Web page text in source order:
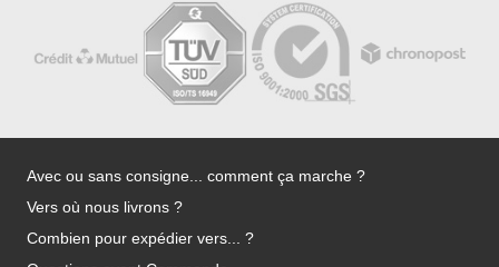
Avec ou sans consigne... comment ça marche ?
Vers où nous livrons ?
Combien pour expédier vers... ?